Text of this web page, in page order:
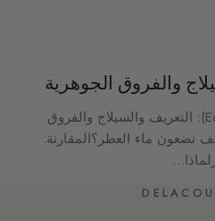
والفروق الجوهرية
المحتوياتماء العطر (Eau de Parfum): التعريف والسيلاج والفروق
تضعون ماء العطر؟المقارنة: